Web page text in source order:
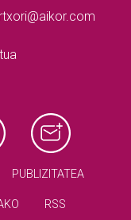
PUBLIZITATEA
RSS